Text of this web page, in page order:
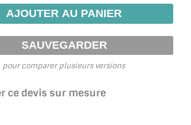
EN VERRE
ATELIER
pour comparer plusieurs versions
ce devis sur mesure